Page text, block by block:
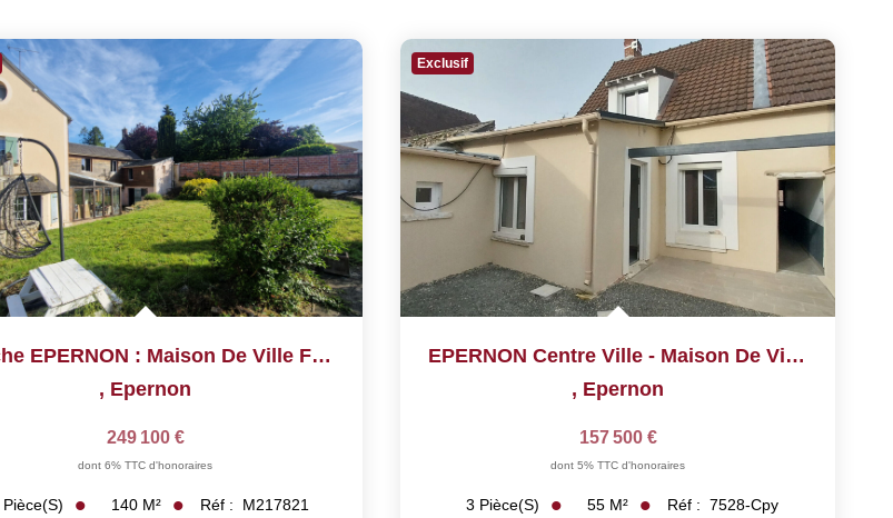
Proche EPERNON : Maison De Ville Familiale Avec Beau...
, Epernon
249 100 €
dont 6% TTC d'honoraires
Pièce(s) 140 M² Réf : M217821
Exclusif
EPERNON Centre Ville - Maison De Ville
, Epernon
157 500 €
dont 5% TTC d'honoraires
3 Pièce(s) 55 M² Réf : 7528-Cpy